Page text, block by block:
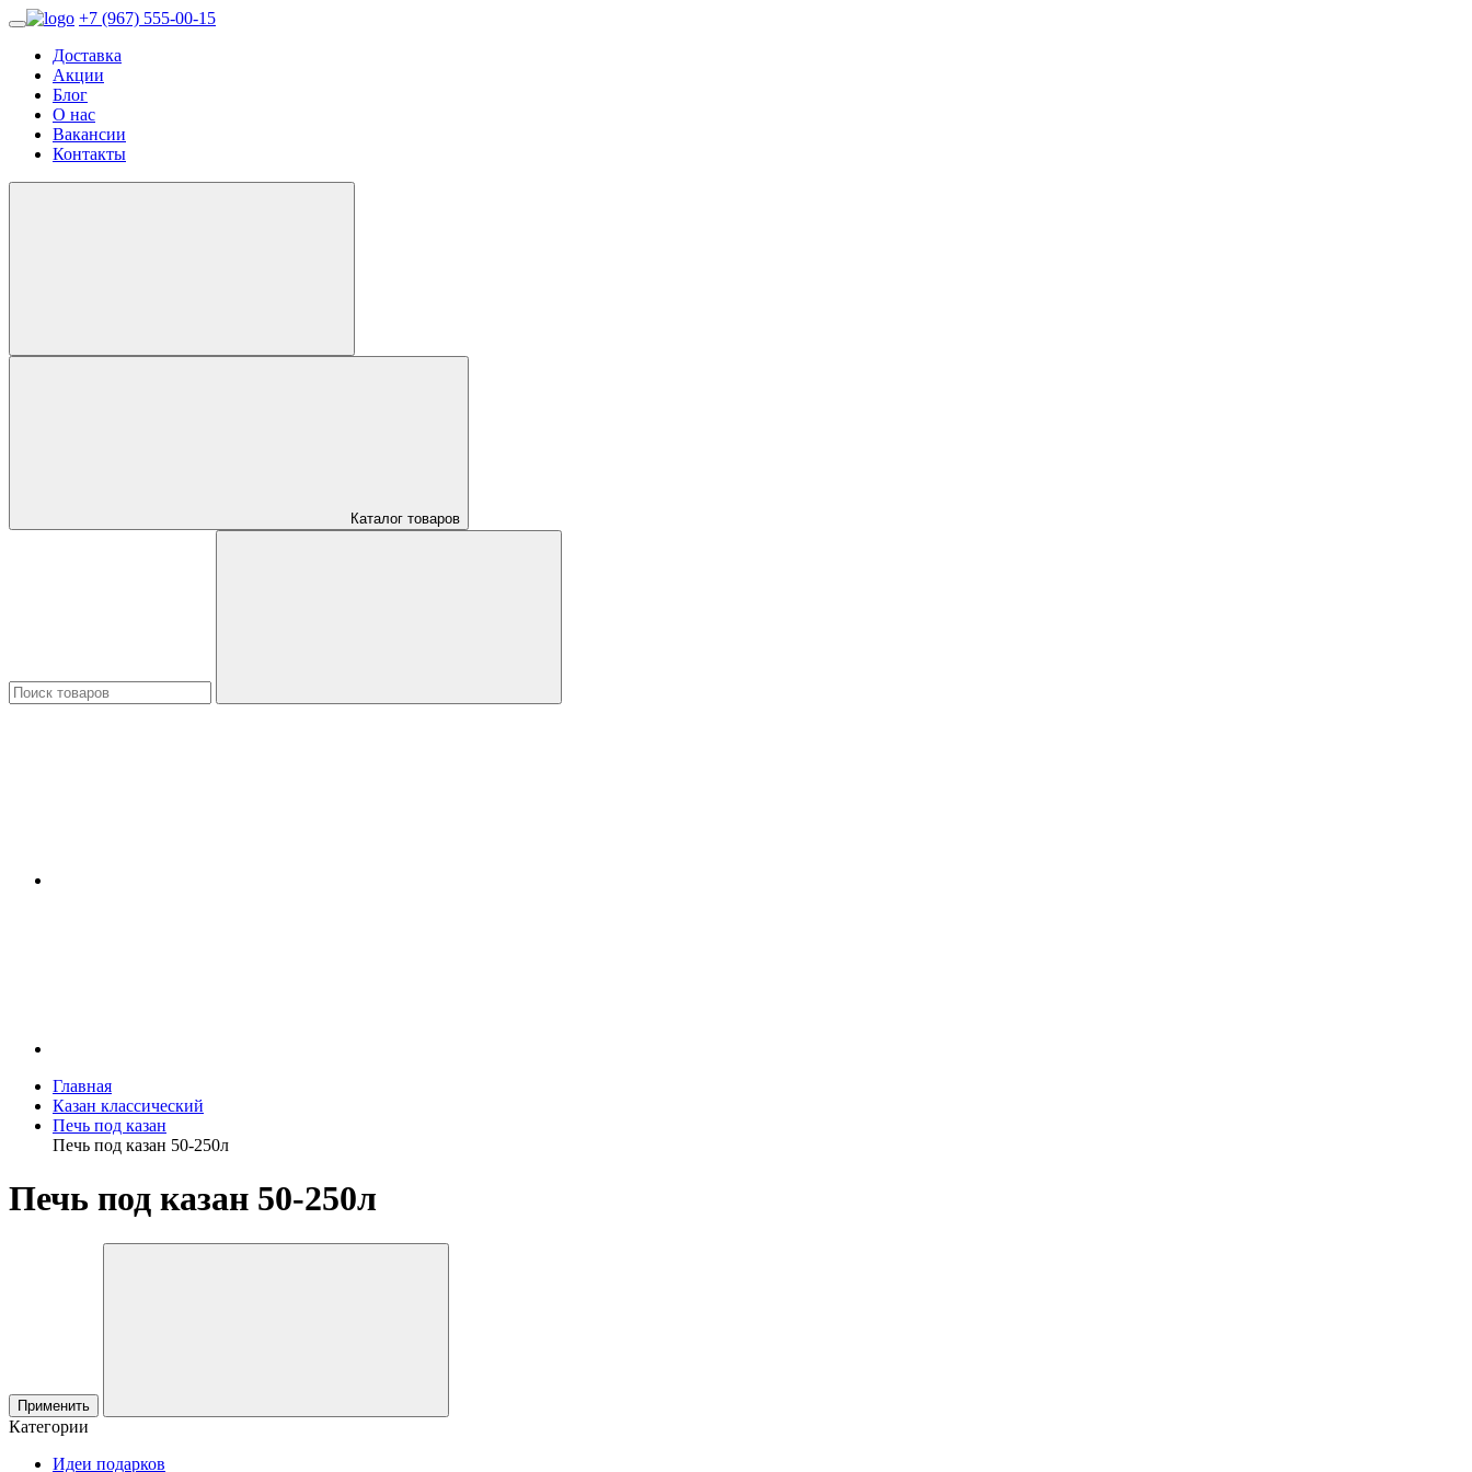
+7 (967) 555-00-15
Доставка
Акции
Блог
О нас
Вакансии
Контакты
Каталог товаров
Главная
Казан классический
Печь под казан
Печь под казан 50-250л
Печь под казан 50-250л
Применить
Категории
Идеи подарков